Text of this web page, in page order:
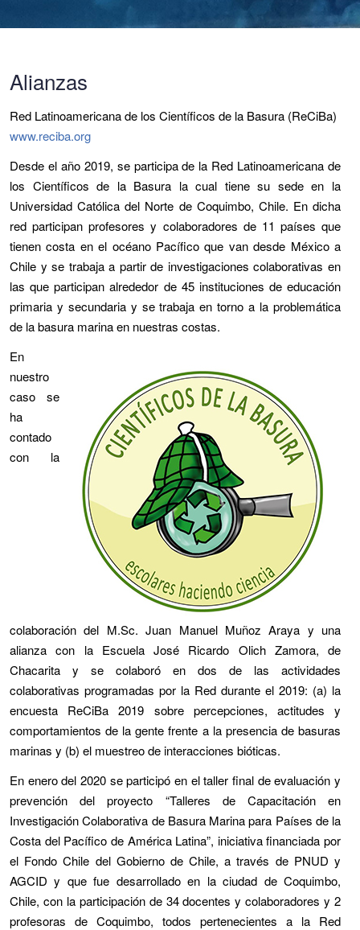
Alianzas
Red Latinoamericana de los Científicos de la Basura (ReCiBa)
www.reciba.org
Desde el año 2019, se participa de la Red Latinoamericana de
los Científicos de la Basura la cual tiene su sede en la
Universidad Católica del Norte de Coquimbo, Chile. En dicha
red participan profesores y colaboradores de 11 países que
tienen costa en el océano Pacífico que van desde México a
Chile y se trabaja a partir de investigaciones colaborativas en
las que participan alrededor de 45 instituciones de educación
primaria y secundaria y se trabaja en torno a la problemática
de la basura marina en nuestras costas.
En
nuestro
caso se
ha
contado
con la
colaboración del M.Sc. Juan Manuel Muñoz Araya y una
alianza con la Escuela José Ricardo Olich Zamora, de
Chacarita y se colaboró en dos de las actividades
colaborativas programadas por la Red durante el 2019: (a) la
encuesta ReCiBa 2019 sobre percepciones, actitudes y
comportamientos de la gente frente a la presencia de basuras
marinas y (b) el muestreo de interacciones bióticas.
En enero del 2020 se participó en el taller final de evaluación y
prevención del proyecto “Talleres de Capacitación en
Investigación Colaborativa de Basura Marina para Países de la
Costa del Pacífico de América Latina”, iniciativa financiada por
el Fondo Chile del Gobierno de Chile, a través de PNUD y
AGCID y que fue desarrollado en la ciudad de Coquimbo,
Chile, con la participación de 34 docentes y colaboradores y 2
profesoras de Coquimbo, todos pertenecientes a la Red